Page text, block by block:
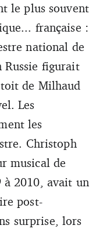
le plus souvent
française :
national de
Russie figurait
de Milhaud
Les
les
Christoph
musical de
à 2010, avait un
post­
surprise, lors